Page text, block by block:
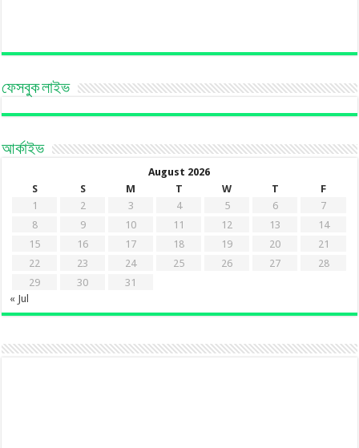
ফেসবুক লাইভ
আর্কাইভ
August 2026
S
S M T W T
F
1
2 3 4 5 6
7
8
9 10 11 12 13
14
15
16 17 18 19 20
21
22
23 24 25 26 27
28
29
30
31
« Jul